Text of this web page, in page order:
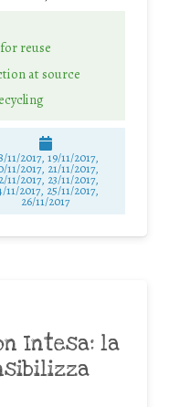
reuse
at source
11/2017, 19/11/2017,
11/2017, 21/11/2017,
11/2017, 23/11/2017,
11/2017, 25/11/2017,
26/11/2017
Intesa: la